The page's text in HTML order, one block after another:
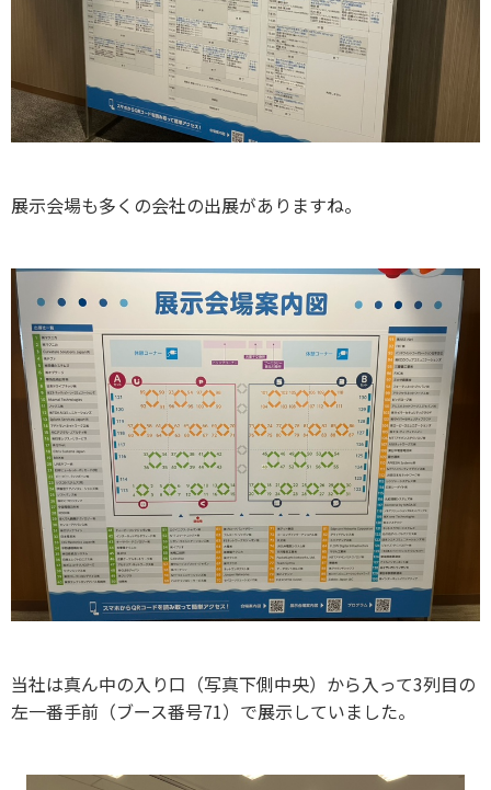
展示会場も多くの会社の出展がありますね。
当社は真ん中の入り口（写真下側中央）から入って3列目の
左一番手前（ブース番号71）で展示していました。